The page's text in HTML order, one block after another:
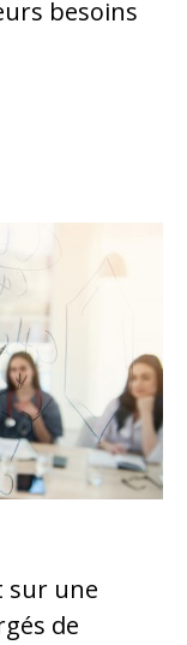
besoins
sur une
de